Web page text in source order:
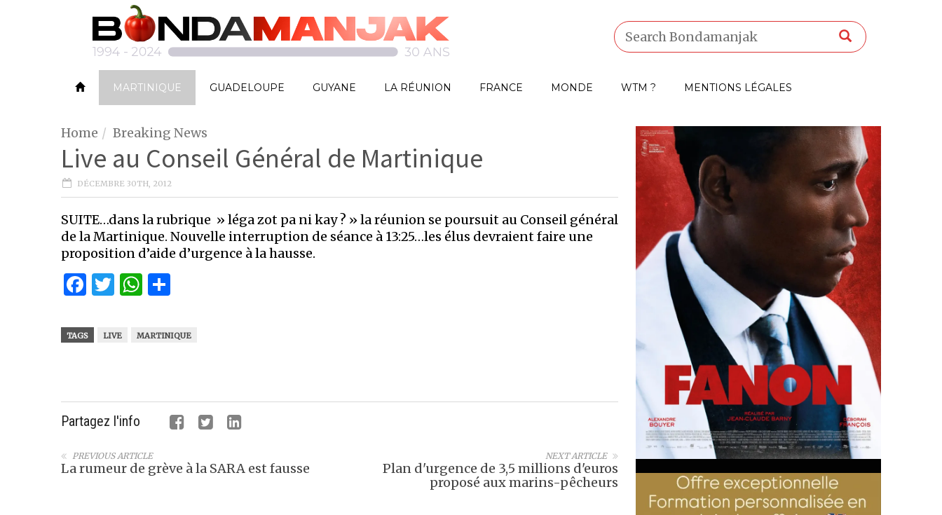
MARTINIQUE GUADELOUPE GUYANE LA RÉUNION FRANCE MONDE WTM ? MENTIONS LÉGALES
Home Breaking News
Live au Conseil Général de Martinique
DÉCEMBRE 30TH, 2012
SUITE…dans la rubrique » léga zot pa ni kay ? » la réunion se poursuit au Conseil général
de la Martinique. Nouvelle interruption de séance à 13:25…les élus devraient faire une
proposition d’aide d’urgence à la hausse.
Facebook
Twitter
WhatsApp
TAGS LIVE MARTINIQUE
Partagez l'info
NEXT ARTICLE
Plan d'urgence de 3,5 millions d'euros
proposé aux marins-pêcheurs
PREVIOUS ARTICLE
La rumeur de grève à la SARA est fausse